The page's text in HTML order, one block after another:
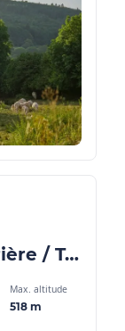
Etape 6 - La Grande-Verrière / Toulon-sur-Arroux - GMTC Gravel
Max. altitude
518 m